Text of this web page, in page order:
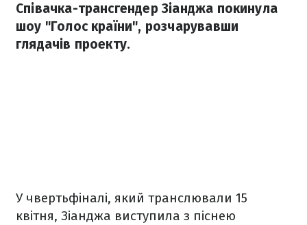
Співачка-трансгендер Зіанджа покинула
шоу "Голос країни", розчарувавши
глядачів проекту.
У чвертьфіналі, який транслювали 15
квітня, Зіанджа виступила з піснею